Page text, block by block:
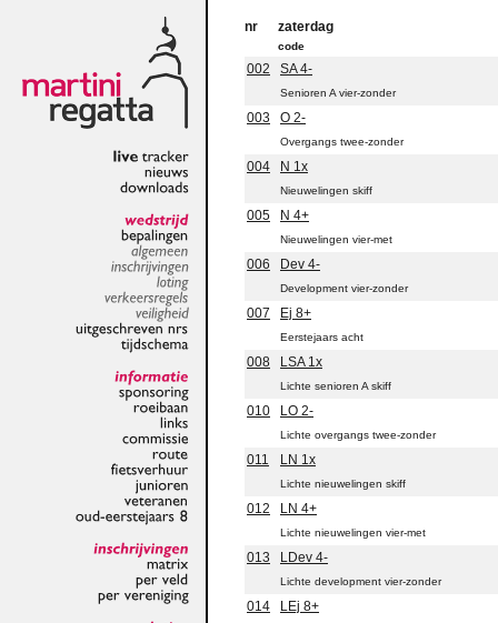
nr zaterdag
code
002 SA 4-
Senioren A vier-zonder
003 O 2-
Overgangs twee-zonder
004 N 1x
Nieuwelingen skiff
005 N 4+
Nieuwelingen vier-met
006 Dev 4-
Development vier-zonder
007 Ej 8+
Eerstejaars acht
008 LSA 1x
Lichte senioren A skiff
010 LO 2-
Lichte overgangs twee-zonder
011 LN 1x
Lichte nieuwelingen skiff
012 LN 4+
Lichte nieuwelingen vier-met
013 LDev 4-
Lichte development vier-zonder
014 LEj 8+